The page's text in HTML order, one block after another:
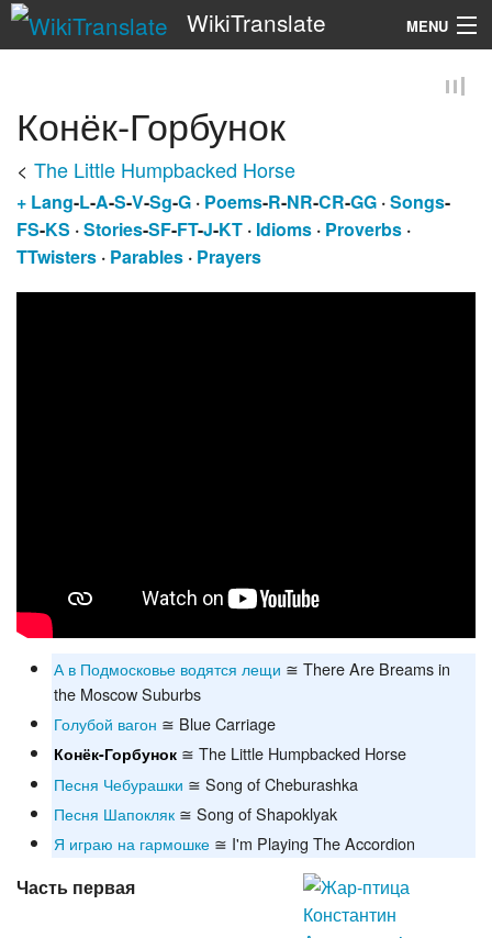
WikiTranslate MENU
Конёк-Горбунок
< The Little Humpbacked Horse
+ Lang-L-A-S-V-Sg-G · Poems-R-NR-CR-GG ·Songs-
FS-KS ·Stories-SF-FT-J-KT · Idioms · Proverbs ·
TTwisters · Parables · Prayers
А в Подмосковье водятся лещи ≅ There Are Breams in
the Moscow Suburbs
Голубой вагон ≅ Blue Carriage
Конёк-Горбунок ≅ The Little Humpbacked Horse
Песня Чебурашки ≅ Song of Cheburashka
Песня Шапокляк ≅ Song of Shapoklyak
Я играю на гармошке ≅ I'm Playing The Accordion
Часть первая